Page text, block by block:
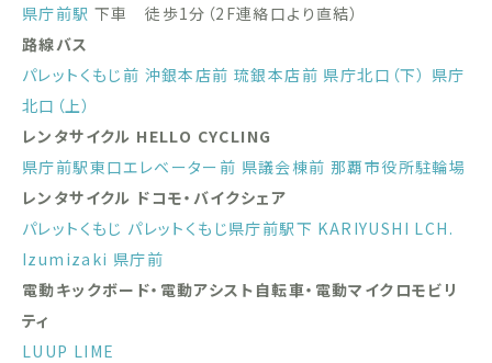
県庁前駅 下車 徒歩1分（2F連絡口より直結）
路線バス
パレットくもじ前 沖銀本店前 琉銀本店前 県庁北口（下） 県庁
北口（上）
レンタサイクル HELLO CYCLING
県庁前駅東口エレベーター前 県議会棟前 那覇市役所駐輪場
レンタサイクル ドコモ・バイクシェア
パレットくもじ パレットくもじ県庁前駅下 KARIYUSHI LCH.
Izumizaki 県庁前
電動キックボード・電動アシスト自転車・電動マイクロモビリ
ティ
LUUP LIME